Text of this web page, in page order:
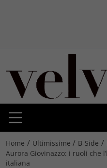
Home / Ultimissime / B-Side /
Aurora Giovinazzo: i ruoli che
italiana